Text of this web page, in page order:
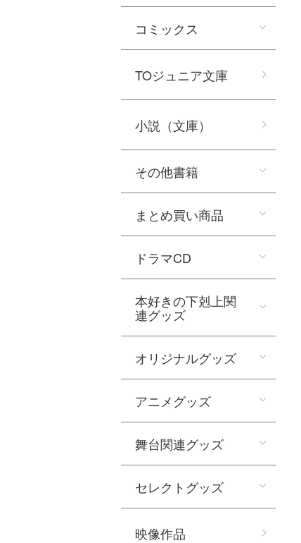
コミックス
TOジュニア文庫
小説（文庫）
その他書籍
まとめ買い商品
ドラマCD
本好きの下剋上関
連グッズ
オリジナルグッズ
アニメグッズ
舞台関連グッズ
セレクトグッズ
映像作品